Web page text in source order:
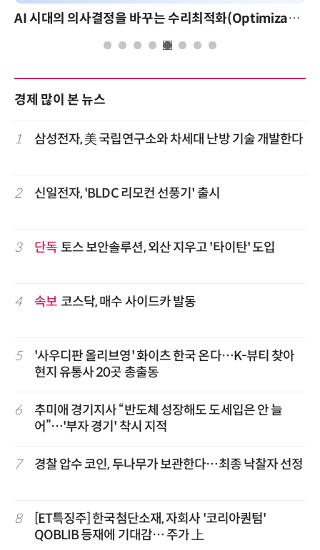
AI 시대의 의사결정을 바꾸는 수리최적화(Optimization): 실제 산업 적용 사례와 활용 전략
경제 많이 본 뉴스
1 삼성전자, 美 국립연구소와 차세대 난방 기술 개발한다
2 신일전자, 'BLDC 리모컨 선풍기' 출시
3 단독 토스 보안솔루션, 외산 지우고 '타이탄' 도입
4 속보 코스닥, 매수 사이드카 발동
5
'사우디판 올리브영' 화이츠 한국 온다…K-뷰티 찾아
현지 유통사 20곳 총출동
6
추미애 경기지사 “반도체 성장해도 도세입은 안 늘
어”…'부자 경기' 착시 지적
7 경찰 압수 코인, 두나무가 보관한다…최종 낙찰자 선정
8
[ET특징주] 한국첨단소재, 자회사 '코리아퀀텀'
QOBLIB 등재에 기대감… 주가 上